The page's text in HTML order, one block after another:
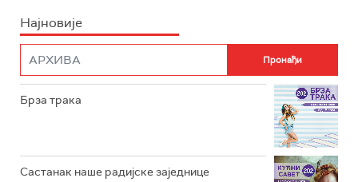
РАДИО РОКЕНРОЛЕР
РАДИО ЏЕЗЕР
Најновије
Брза трака
Састанак наше радијске заједнице